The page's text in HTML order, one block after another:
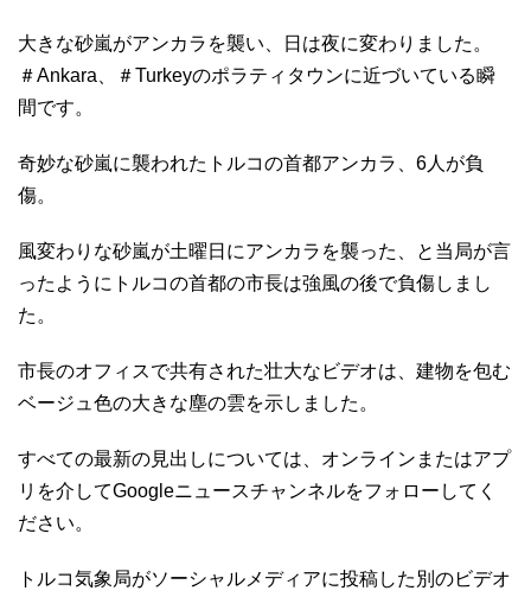
大きな砂嵐がアンカラを襲い、日は夜に変わりました。
＃Ankara、＃Turkeyのポラティタウンに近づいている瞬
間です。
奇妙な砂嵐に襲われたトルコの首都アンカラ、6人が負
傷。
風変わりな砂嵐が土曜日にアンカラを襲った、と当局が言
ったようにトルコの首都の市長は強風の後で負傷しまし
た。
市長のオフィスで共有された壮大なビデオは、建物を包む
ベージュ色の大きな塵の雲を示しました。
すべての最新の見出しについては、オンラインまたはアプ
リを介してGoogleニュースチャンネルをフォローしてく
ださい。
トルコ気象局がソーシャルメディアに投稿した別のビデオ